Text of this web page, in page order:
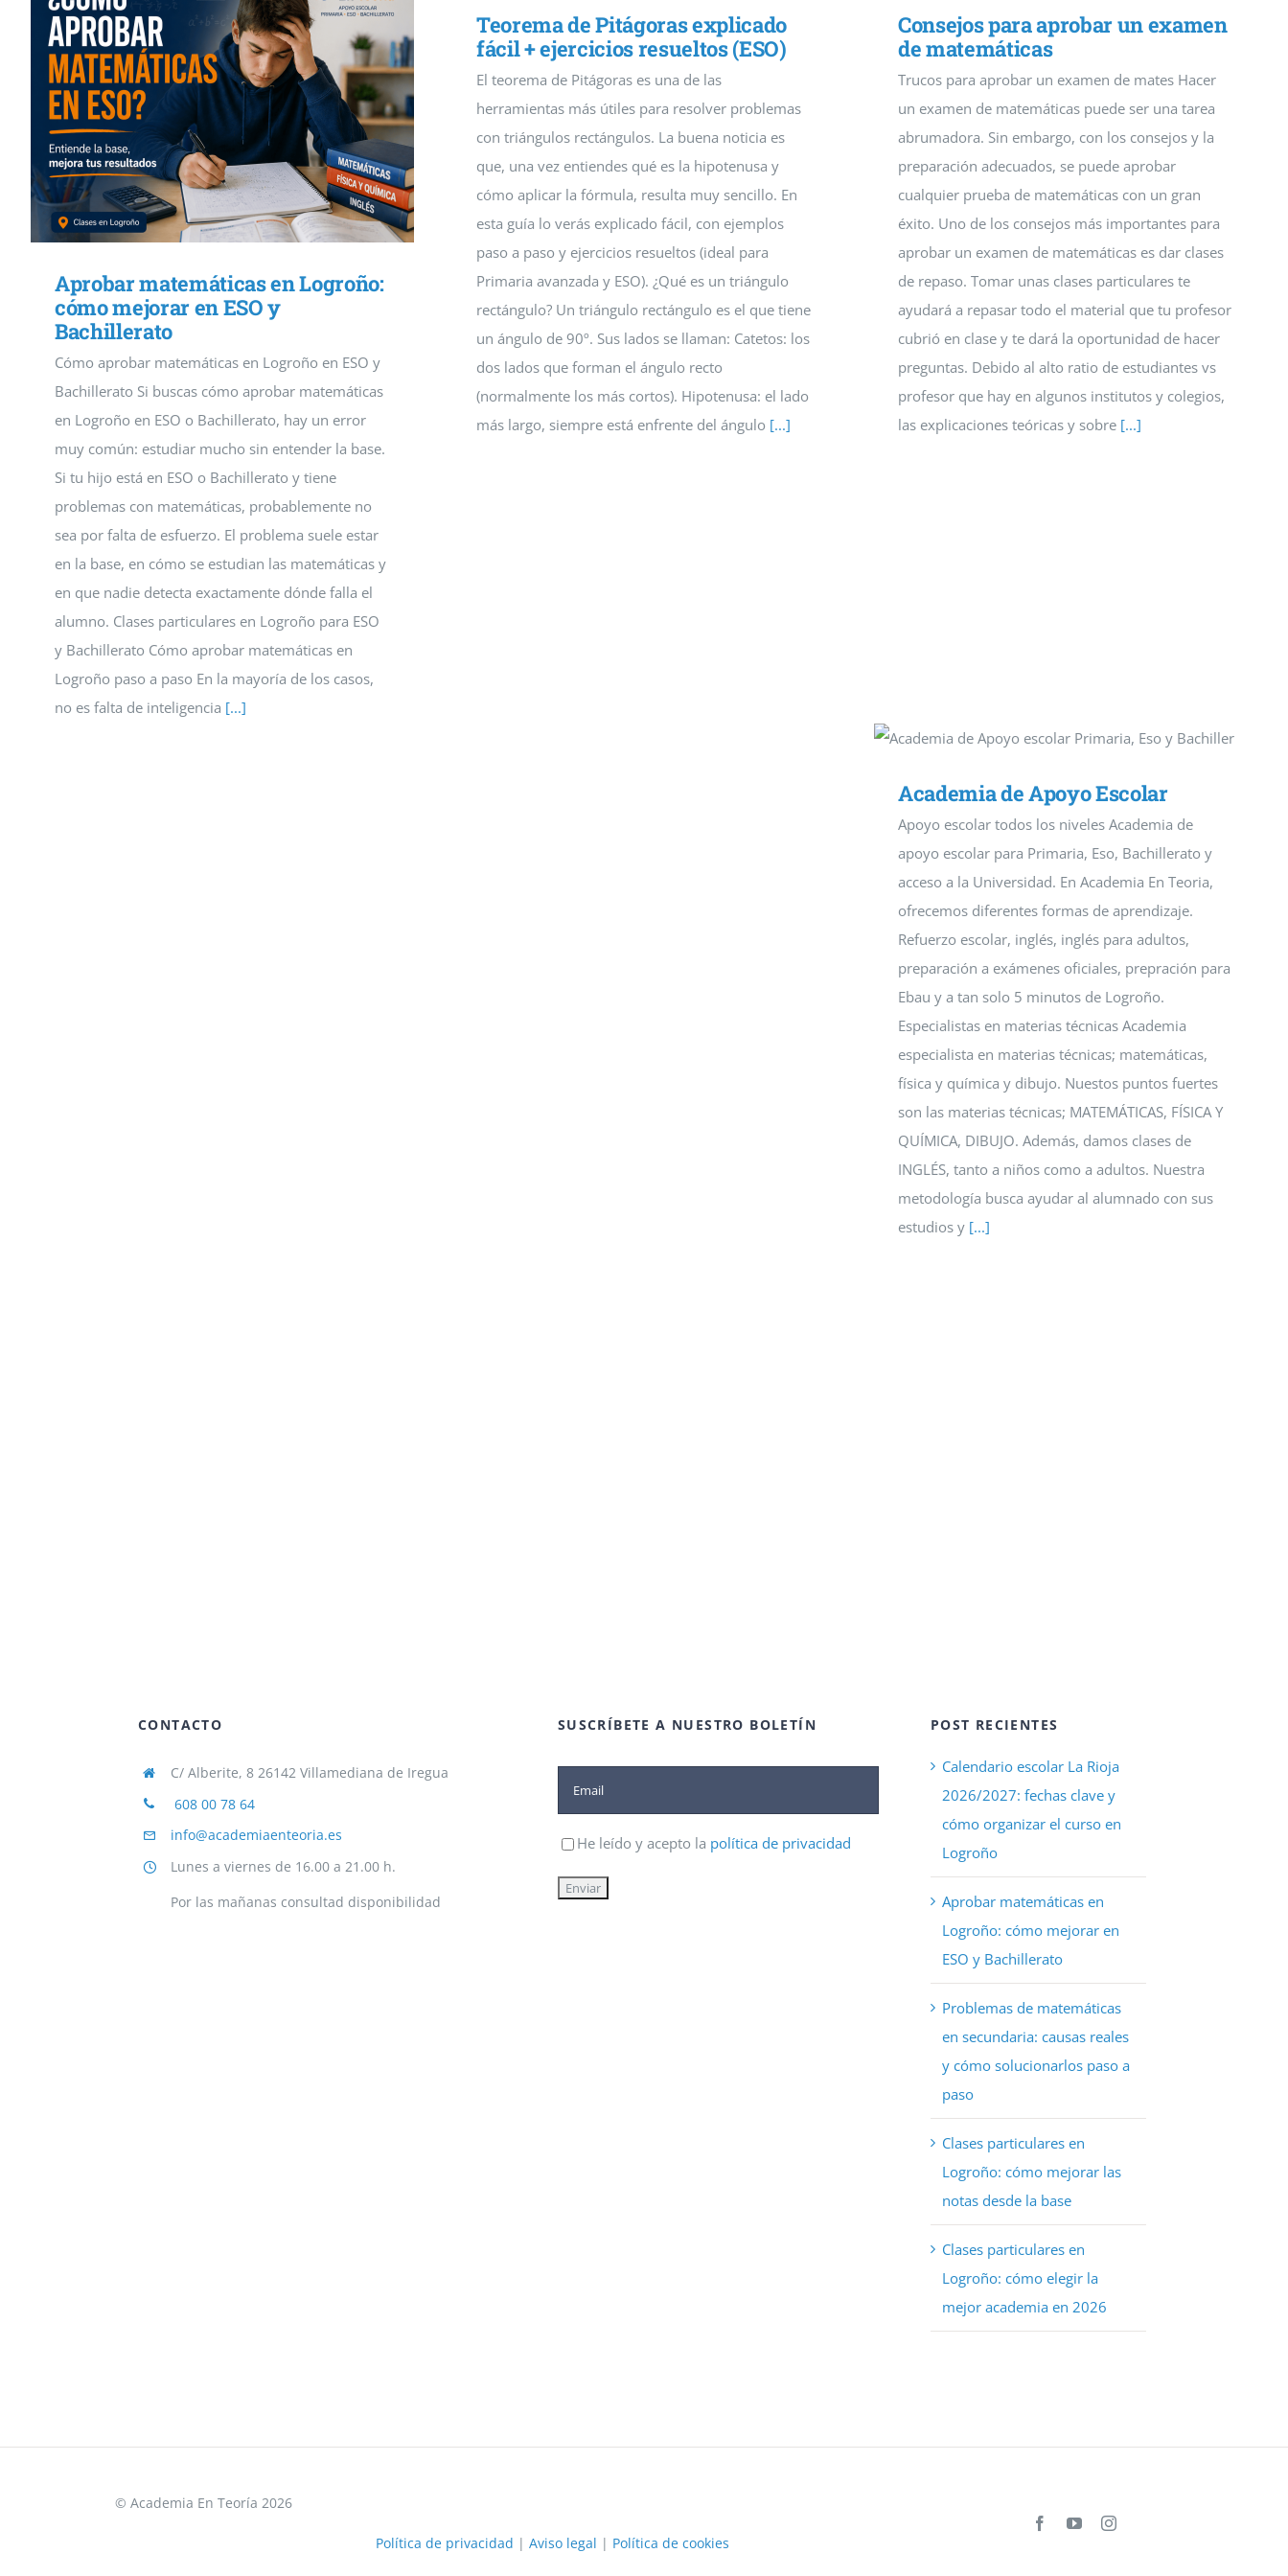
Aprobar matemáticas en Logroño:
cómo mejorar en ESO y
Bachillerato
Cómo aprobar matemáticas en Logroño en ESO y
Bachillerato Si buscas cómo aprobar matemáticas
en Logroño en ESO o Bachillerato, hay un error
muy común: estudiar mucho sin entender la base.
Si tu hijo está en ESO o Bachillerato y tiene
problemas con matemáticas, probablemente no
sea por falta de esfuerzo. El problema suele estar
en la base, en cómo se estudian las matemáticas y
en que nadie detecta exactamente dónde falla el
alumno. Clases particulares en Logroño para ESO
y Bachillerato Cómo aprobar matemáticas en
Logroño paso a paso En la mayoría de los casos,
no es falta de inteligencia [...]
Teorema de Pitágoras explicado
fácil + ejercicios resueltos (ESO)
El teorema de Pitágoras es una de las
herramientas más útiles para resolver problemas
con triángulos rectángulos. La buena noticia es
que, una vez entiendes qué es la hipotenusa y
cómo aplicar la fórmula, resulta muy sencillo. En
esta guía lo verás explicado fácil, con ejemplos
paso a paso y ejercicios resueltos (ideal para
Primaria avanzada y ESO). ¿Qué es un triángulo
rectángulo? Un triángulo rectángulo es el que tiene
un ángulo de 90º. Sus lados se llaman: Catetos: los
dos lados que forman el ángulo recto
(normalmente los más cortos). Hipotenusa: el lado
más largo, siempre está enfrente del ángulo [...]
Consejos para aprobar un examen
de matemáticas
Trucos para aprobar un examen de mates Hacer
un examen de matemáticas puede ser una tarea
abrumadora. Sin embargo, con los consejos y la
preparación adecuados, se puede aprobar
cualquier prueba de matemáticas con un gran
éxito. Uno de los consejos más importantes para
aprobar un examen de matemáticas es dar clases
de repaso. Tomar unas clases particulares te
ayudará a repasar todo el material que tu profesor
cubrió en clase y te dará la oportunidad de hacer
preguntas. Debido al alto ratio de estudiantes vs
profesor que hay en algunos institutos y colegios,
las explicaciones teóricas y sobre [...]
Academia de Apoyo Escolar
Apoyo escolar todos los niveles Academia de
apoyo escolar para Primaria, Eso, Bachillerato y
acceso a la Universidad. En Academia En Teoria,
ofrecemos diferentes formas de aprendizaje.
Refuerzo escolar, inglés, inglés para adultos,
preparación a exámenes oficiales, prepración para
Ebau y a tan solo 5 minutos de Logroño.
Especialistas en materias técnicas Academia
especialista en materias técnicas; matemáticas,
física y química y dibujo. Nuestos puntos fuertes
son las materias técnicas; MATEMÁTICAS, FÍSICA Y
QUÍMICA, DIBUJO. Además, damos clases de
INGLÉS, tanto a niños como a adultos. Nuestra
metodología busca ayudar al alumnado con sus
estudios y [...]
CONTACTO
C/ Alberite, 8 26142 Villamediana de Iregua
608 00 78 64
info@academiaenteoria.es
Lunes a viernes de 16.00 a 21.00 h.
Por las mañanas consultad disponibilidad
SUSCRÍBETE A NUESTRO BOLETÍN
He leído y acepto la política de privacidad
POST RECIENTES
Calendario escolar La Rioja
2026/2027: fechas clave y
cómo organizar el curso en
Logroño
Aprobar matemáticas en
Logroño: cómo mejorar en
ESO y Bachillerato
Problemas de matemáticas
en secundaria: causas reales
y cómo solucionarlos paso a
paso
Clases particulares en
Logroño: cómo mejorar las
notas desde la base
Clases particulares en
Logroño: cómo elegir la
mejor academia en 2026
© Academia En Teoría 2026
Política de privacidad | Aviso legal | Política de cookies